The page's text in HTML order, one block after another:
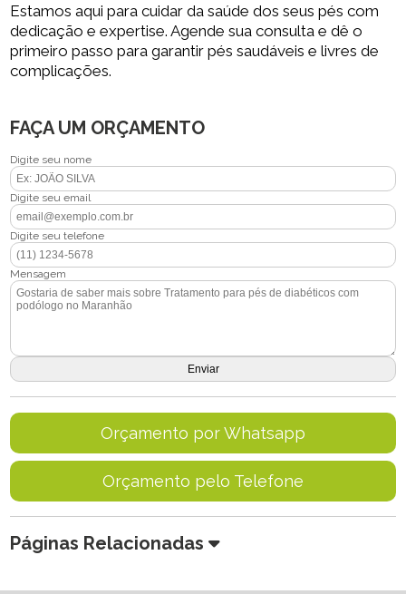
Estamos aqui para cuidar da saúde dos seus pés com
dedicação e expertise. Agende sua consulta e dê o
primeiro passo para garantir pés saudáveis e livres de
complicações.
FAÇA UM ORÇAMENTO
Digite seu nome
Digite seu email
Digite seu telefone
Mensagem
Orçamento por Whatsapp
Orçamento pelo Telefone
Páginas Relacionadas